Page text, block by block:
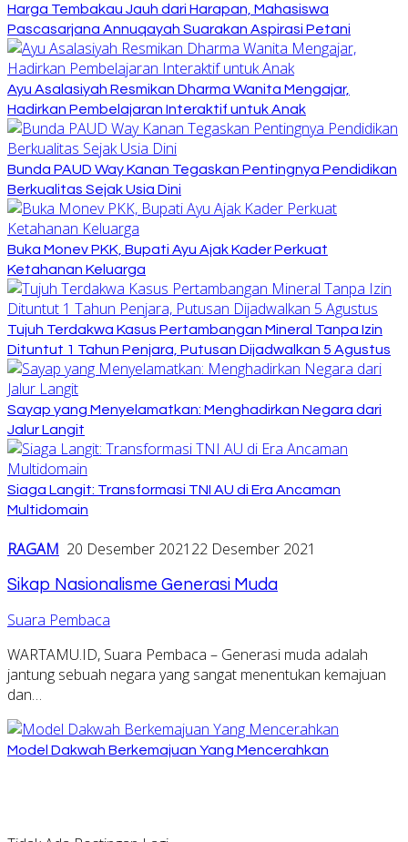
Harga Tembakau Jauh dari Harapan, Mahasiswa
Pascasarjana Annuqayah Suarakan Aspirasi Petani
Ayu Asalasiyah Resmikan Dharma Wanita Mengajar,
Hadirkan Pembelajaran Interaktif untuk Anak
Bunda PAUD Way Kanan Tegaskan Pentingnya Pendidikan
Berkualitas Sejak Usia Dini
Buka Monev PKK, Bupati Ayu Ajak Kader Perkuat
Ketahanan Keluarga
Tujuh Terdakwa Kasus Pertambangan Mineral Tanpa Izin
Dituntut 1 Tahun Penjara, Putusan Dijadwalkan 5 Agustus
Sayap yang Menyelamatkan: Menghadirkan Negara dari
Jalur Langit
Siaga Langit: Transformasi TNI AU di Era Ancaman
Multidomain
RAGAM 20 Desember 2021 22 Desember 2021
Sikap Nasionalisme Generasi Muda
Suara Pembaca
WARTAMU.ID, Suara Pembaca – Generasi muda adalah
jantung sebuah negara yang sangat menentukan kemajuan
dan…
Model Dakwah Berkemajuan Yang Mencerahkan